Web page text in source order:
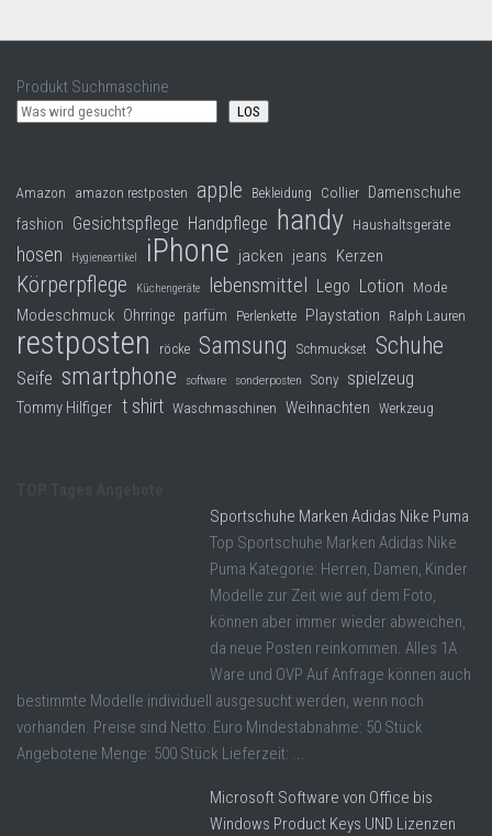
Produkt Suchmaschine
LOS
Amazon amazon restposten apple Bekleidung Collier Damenschuhe
fashion Gesichtspflege Handpflege handy Haushaltsgeräte
hosen Hygieneartikel iPhone jacken jeans Kerzen
Körperpflege Küchengeräte lebensmittel Lego Lotion Mode
Modeschmuck Ohrringe parfüm Perlenkette Playstation Ralph Lauren
restposten röcke Samsung Schmuckset Schuhe
Seife smartphone software sonderposten Sony spielzeug
Tommy Hilfiger t shirt Waschmaschinen Weihnachten Werkzeug
Sportschuhe Marken Adidas Nike Puma
Top Sportschuhe Marken Adidas Nike
Puma Kategorie: Herren, Damen, Kinder
Modelle zur Zeit wie auf dem Foto,
können aber immer wieder abweichen,
da neue Posten reinkommen. Alles 1A
Ware und OVP Auf Anfrage können auch
bestimmte Modelle individuell ausgesucht werden, wenn noch
vorhanden. Preise sind Netto: Euro Mindestabnahme: 50 Stück
Angebotene Menge: 500 Stück Lieferzeit: ...
Microsoft Software von Office bis
Windows Product Keys UND Lizenzen